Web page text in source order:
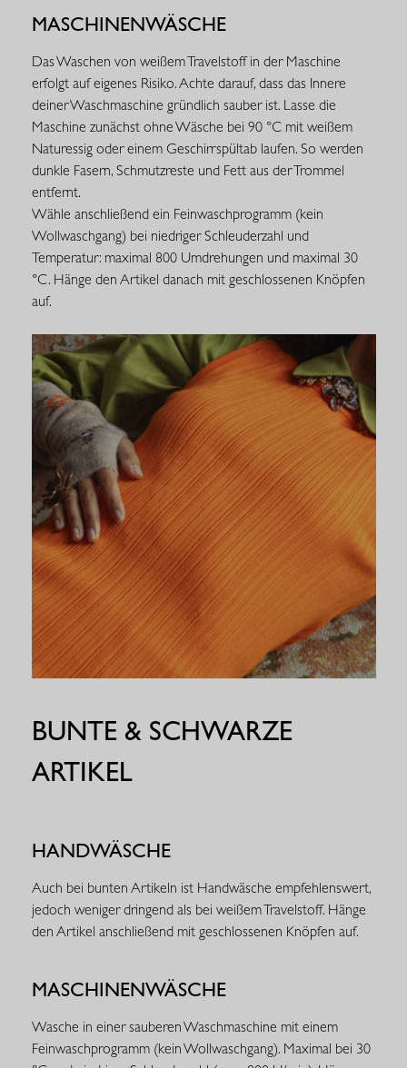
MASCHINENWÄSCHE
Das Waschen von weißem Travelstoff in der Maschine
erfolgt auf eigenes Risiko. Achte darauf, dass das Innere
deiner Waschmaschine gründlich sauber ist. Lasse die
Maschine zunächst ohne Wäsche bei 90 °C mit weißem
Naturessig oder einem Geschirrspültab laufen. So werden
dunkle Fasern, Schmutzreste und Fett aus der Trommel
entfernt.
Wähle anschließend ein Feinwaschprogramm (kein
Wollwaschgang) bei niedriger Schleuderzahl und
Temperatur: maximal 800 Umdrehungen und maximal 30
°C. Hänge den Artikel danach mit geschlossenen Knöpfen
auf.
BUNTE & SCHWARZE
ARTIKEL
HANDWÄSCHE
Auch bei bunten Artikeln ist Handwäsche empfehlenswert,
jedoch weniger dringend als bei weißem Travelstoff. Hänge
den Artikel anschließend mit geschlossenen Knöpfen auf.
MASCHINENWÄSCHE
Wasche in einer sauberen Waschmaschine mit einem
Feinwaschprogramm (kein Wollwaschgang). Maximal bei 30